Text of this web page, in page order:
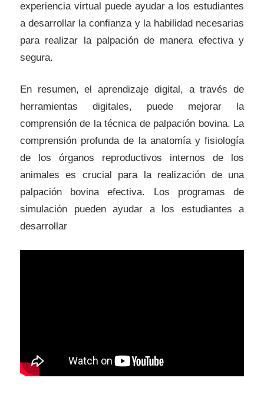
experiencia virtual puede ayudar a los estudiantes
a desarrollar la confianza y la habilidad necesarias
para realizar la palpación de manera efectiva y
segura.
En resumen, el aprendizaje digital, a través de
herramientas digitales, puede mejorar la
comprensión de la técnica de palpación bovina. La
comprensión profunda de la anatomía y fisiología
de los órganos reproductivos internos de los
animales es crucial para la realización de una
palpación bovina efectiva. Los programas de
simulación pueden ayudar a los estudiantes a
desarrollar